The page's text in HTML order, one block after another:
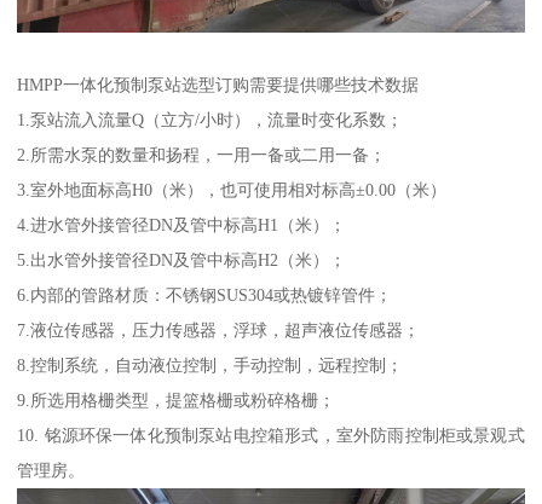
HMPP一体化预制泵站选型订购需要提供哪些技术数据
1.泵站流入流量Q（立方/小时），流量时变化系数；
2.所需水泵的数量和扬程，一用一备或二用一备；
3.室外地面标高H0（米），也可使用相对标高±0.00（米）
4.进水管外接管径DN及管中标高H1（米）；
5.出水管外接管径DN及管中标高H2（米）；
6.内部的管路材质：不锈钢SUS304或热镀锌管件；
7.液位传感器，压力传感器，浮球，超声液位传感器；
8.控制系统，自动液位控制，手动控制，远程控制；
9.所选用格栅类型，提篮格栅或粉碎格栅；
10. 铭源环保一体化预制泵站电控箱形式，室外防雨控制柜或景观式
管理房。